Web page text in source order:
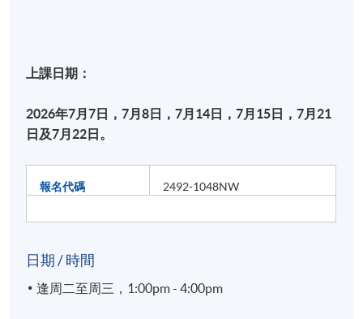
上課日期：
2026年7月7日，7月8日，7月14日，7月15日，7月21
日及7月22日。
報名代碼 2492-1048NW
日期 / 時間
逢周二至周三，1:00pm - 4:00pm